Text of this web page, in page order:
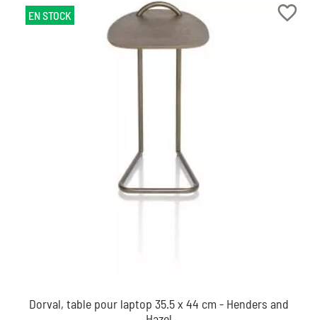
favorite_border
Dorval, table pour laptop 35.5 x 44 cm - Henders and
EN STOCK